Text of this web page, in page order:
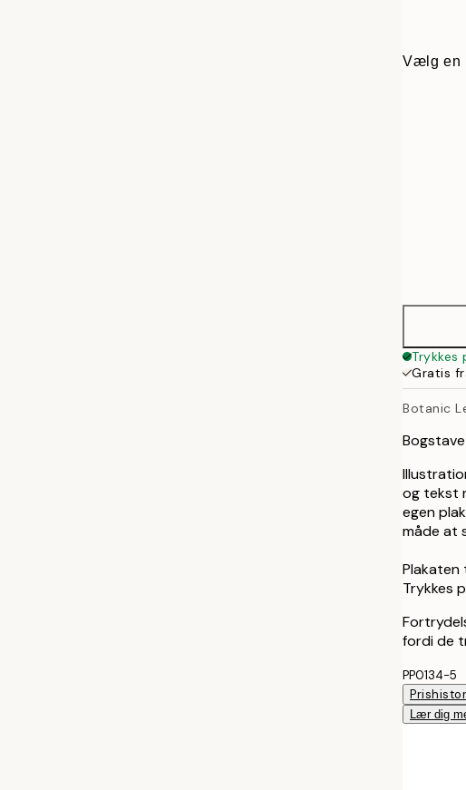
Vælg en
Trykkes
Gratis
Botanic
og tekst
egen
måde at
Plakaten
Trykkes
fordi de
PP0134-5
Lær dig